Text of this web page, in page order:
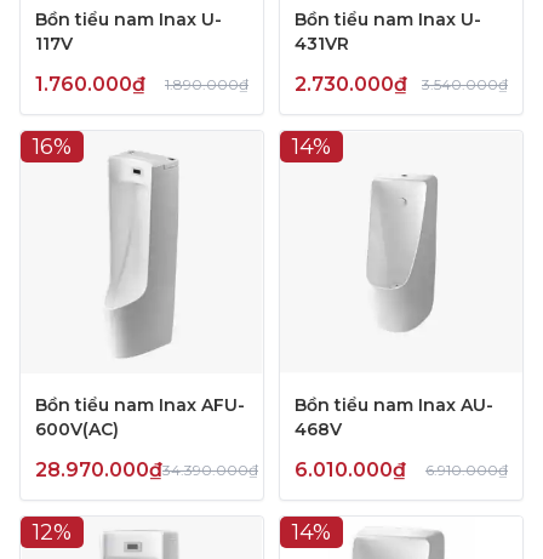
Bồn tiểu nam Inax U-
117V
1.760.000₫ 1.890.000₫
Bồn tiểu nam Inax U-
431VR
2.730.000₫ 3.540.000₫
16%
Bồn tiểu nam Inax AFU-
600V(AC)
28.970.000₫34.390.000₫
14%
Bồn tiểu nam Inax AU-
468V
6.010.000₫ 6.910.000₫
12% 14%